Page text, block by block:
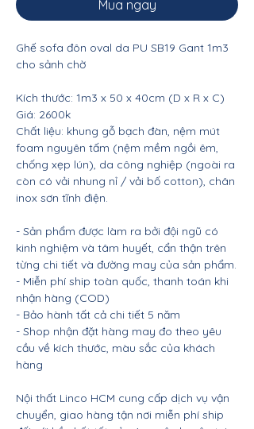
Mua ngay
Ghế sofa đôn oval da PU SB19 Gant 1m3
cho sảnh chờ
Kích thước: 1m3 x 50 x 40cm (D x R x C)
Giá: 2600k
Chất liệu: khung gỗ bạch đàn, nệm mút
foam nguyên tấm (nệm mềm ngồi êm,
chống xẹp lún), da công nghiệp (ngoài ra
còn có vải nhung nỉ / vải bố cotton), chân
inox sơn tĩnh điện.
- Sản phẩm được làm ra bởi đội ngũ có
kinh nghiệm và tâm huyết, cẩn thận trên
từng chi tiết và đường may của sản phẩm.
- Miễn phí ship toàn quốc, thanh toán khi
nhận hàng (COD)
- Bảo hành tất cả chi tiết 5 năm
- Shop nhận đặt hàng may đo theo yêu
cầu về kích thước, màu sắc của khách
hàng
Nội thất Linco HCM cung cấp dịch vụ vận
chuyển, giao hàng tận nơi miễn phí ship